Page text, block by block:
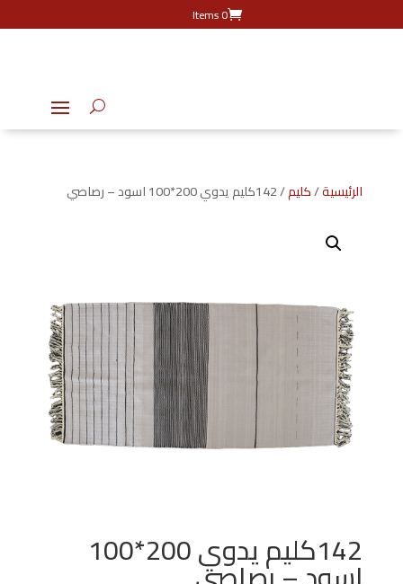
0 Items
الرئيسية/كليم/ 142كليم يدوي 200*100 اسود – رصاصي
142كليم يدوي 200*100